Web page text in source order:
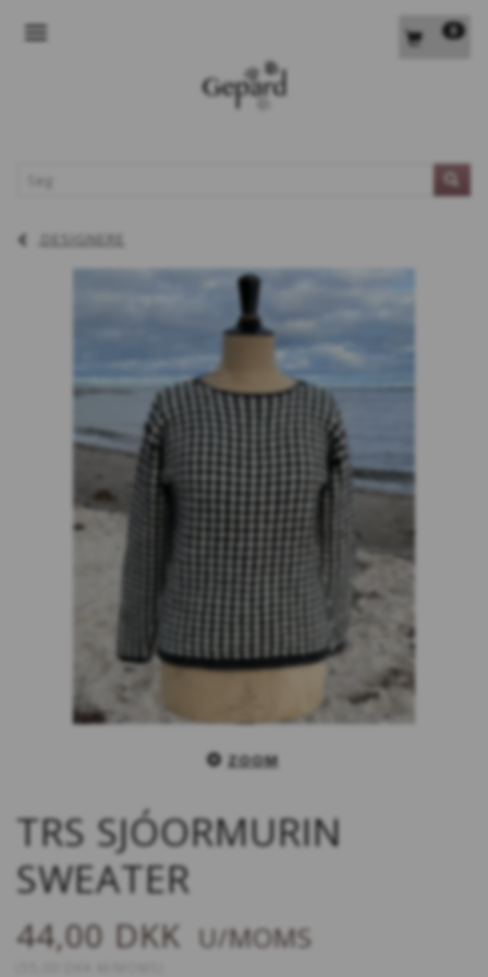
0
DESIGNERE
ZOOM
TRS SJÓORMURIN
SWEATER
44,00 DKK U/MOMS